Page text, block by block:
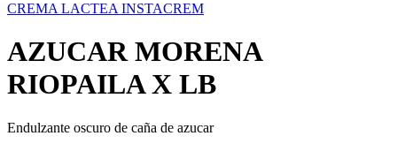
CREMA LACTEA INSTACREM
AZUCAR MORENA
RIOPAILA X LB
Endulzante oscuro de caña de azucar